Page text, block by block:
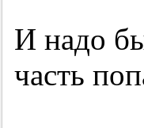
И надо
часть